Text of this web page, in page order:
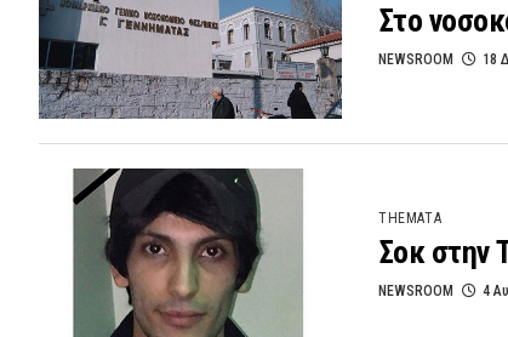
Στο
NEWSROOM 18
THEMATA
Σοκ στην
NEWSROOM 4